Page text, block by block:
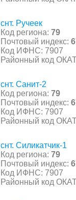
снт. Ручеек
Код региона: 79
Почтовый индекс:
Код ИФНС: 7907
Районный код
снт. Санит-2
Код региона: 79
Почтовый индекс:
Код ИФНС: 7907
Районный код
снт. Силикатчик-1
Код региона: 79
Почтовый индекс:
Код ИФНС: 7907
Районный код